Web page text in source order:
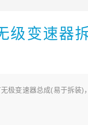
级变速器
极变速器总成(易于拆装)